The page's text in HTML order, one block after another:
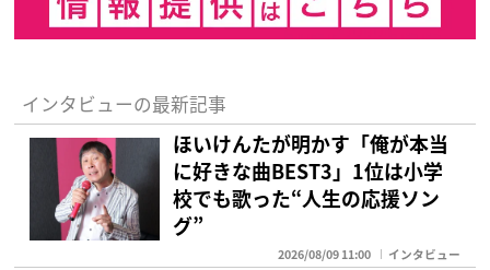
インタビューの最新記事
ほいけんたが明かす「俺が本当
に好きな曲BEST3」1位は小学
校でも歌った“人生の応援ソン
グ”
2026/08/09 11:00 インタビュー